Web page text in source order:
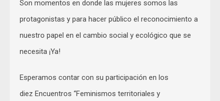
Son momentos en donde las mujeres somos las
protagonistas y para hacer público el reconocimiento a
nuestro papel en el cambio social y ecológico que se
necesita ¡Ya!
Esperamos contar con su participación en los
diez Encuentros “Feminismos territoriales y